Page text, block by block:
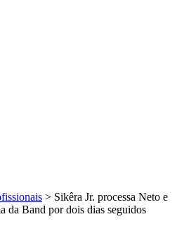
> Sikêra Jr. processa Neto e
da Band por dois dias seguidos